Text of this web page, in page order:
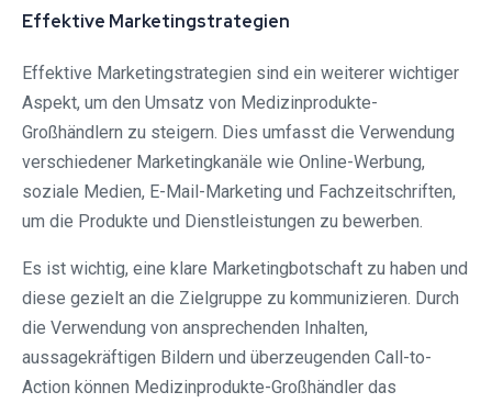
Effektive Marketingstrategien
Effektive Marketingstrategien sind ein weiterer wichtiger
Aspekt, um den Umsatz von Medizinprodukte-
Großhändlern zu steigern. Dies umfasst die Verwendung
verschiedener Marketingkanäle wie Online-Werbung,
soziale Medien, E-Mail-Marketing und Fachzeitschriften,
um die Produkte und Dienstleistungen zu bewerben.
Es ist wichtig, eine klare Marketingbotschaft zu haben und
diese gezielt an die Zielgruppe zu kommunizieren. Durch
die Verwendung von ansprechenden Inhalten,
aussagekräftigen Bildern und überzeugenden Call-to-
Action können Medizinprodukte-Großhändler das